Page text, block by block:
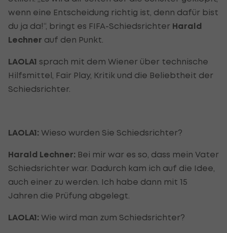
wenn eine Entscheidung richtig ist, denn dafür bist
du ja da!“, bringt es FIFA-Schiedsrichter Harald
Lechner auf den Punkt.
LAOLA1 sprach mit dem Wiener über technische
Hilfsmittel, Fair Play, Kritik und die Beliebtheit der
Schiedsrichter.
LAOLA1: Wieso wurden Sie Schiedsrichter?
Harald Lechner: Bei mir war es so, dass mein Vater
Schiedsrichter war. Dadurch kam ich auf die Idee,
auch einer zu werden. Ich habe dann mit 15
Jahren die Prüfung abgelegt.
LAOLA1: Wie wird man zum Schiedsrichter?